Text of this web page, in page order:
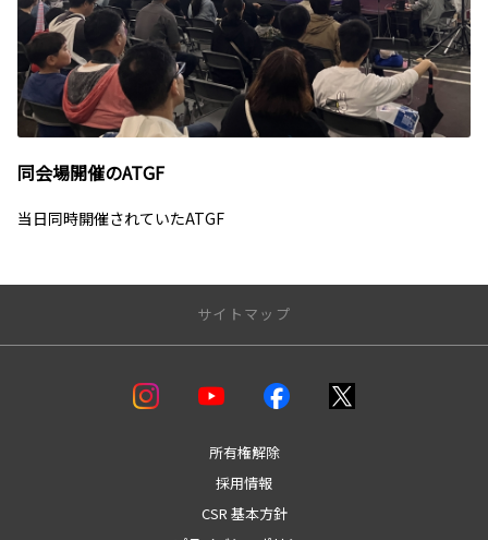
同会場開催のATGF
当日同時開催されていたATGF
サイトマップ
所有権解除
採用情報
CSR 基本方針